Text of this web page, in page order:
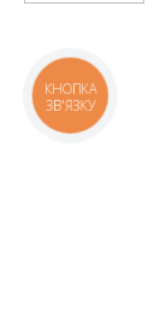
КНОПКА
ЗВ'ЯЗКУ